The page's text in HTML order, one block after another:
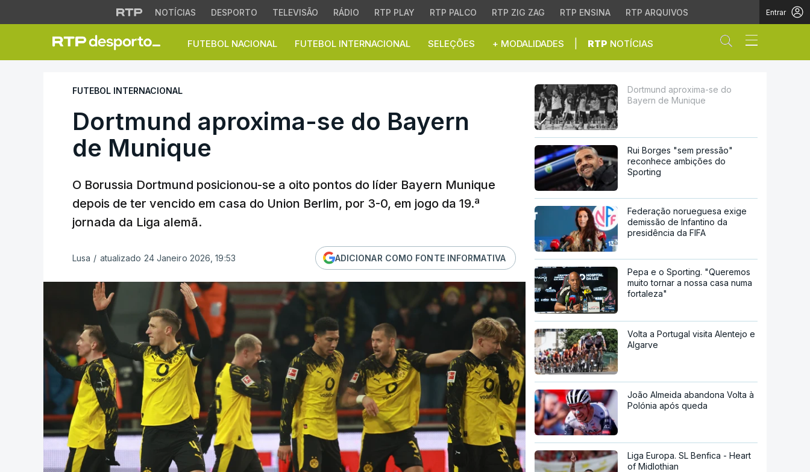
NOTÍCIAS DESPORTO TELEVISÃO RÁDIO RTP PLAY RTP PALCO RTP ZIG ZAG RTP ENSINA RTP ARQUIVOS Entrar
FUTEBOL NACIONAL FUTEBOL INTERNACIONAL SELEÇÕES + MODALIDADES RTP NOTÍCIAS Abrir campo
Dortmund aproxima-se do Bayern de Munique
FUTEBOL INTERNACIONAL
Dortmund aproxima-se do Bayern
de Munique
O Borussia Dortmund posicionou-se a oito pontos do líder Bayern Munique
depois de ter vencido em casa do Union Berlim, por 3-0, em jogo da 19.ª
jornada da Liga alemã.
Lusa / atualizado 24 Janeiro 2026, 19:53 ADICIONAR COMO FONTE INFORMATIVA
Dortmund aproxima-se do
Bayern de Munique
Rui Borges "sem pressão"
reconhece ambições do
Sporting
Federação norueguesa exige
demissão de Infantino da
presidência da FIFA
Pepa e o Sporting. "Queremos
muito tornar a nossa casa numa
fortaleza"
Volta a Portugal visita Alentejo e
Algarve
João Almeida abandona Volta à
Polónia após queda
Liga Europa. SL Benfica - Heart
of Midlothian